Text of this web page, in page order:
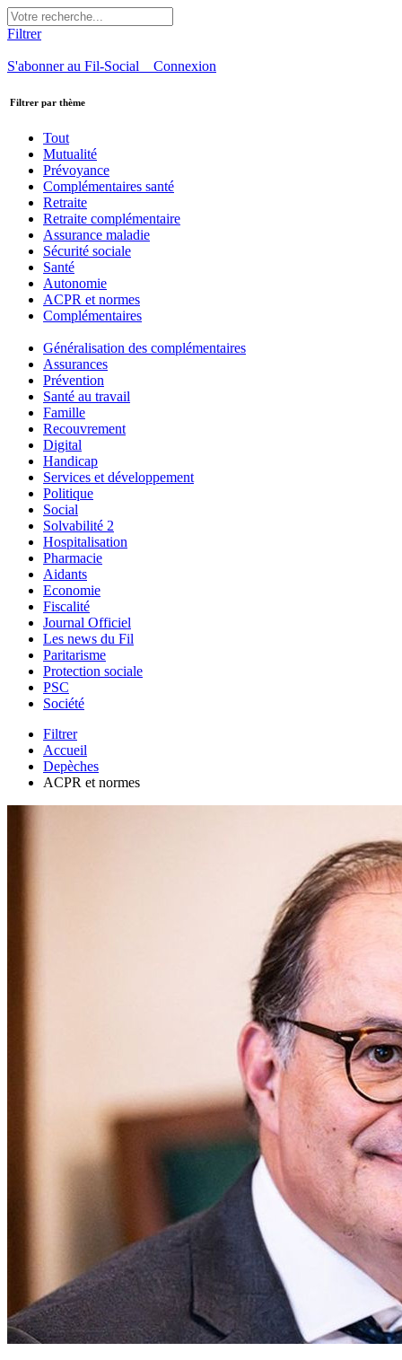
Filtrer
S'abonner au Fil-Social Connexion
Filtrer par thème
Tout
Mutualité
Prévoyance
Complémentaires santé
Retraite
Retraite complémentaire
Assurance maladie
Sécurité sociale
Santé
Autonomie
ACPR et normes
Complémentaires
Généralisation des complémentaires
Assurances
Prévention
Santé au travail
Famille
Recouvrement
Digital
Handicap
Services et développement
Politique
Social
Solvabilité 2
Hospitalisation
Pharmacie
Aidants
Economie
Fiscalité
Journal Officiel
Les news du Fil
Paritarisme
Protection sociale
PSC
Société
Filtrer
Accueil
Depèches
ACPR et normes